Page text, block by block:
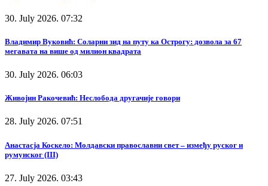
30. July 2026. 07:32
Владимир Вуковић: Соларни зид на путу ка Острогу: дозвола за 67
мегавата на више од милион квадрата
30. July 2026. 06:03
Живојин Ракочевић: Неслобода другачије говори
28. July 2026. 07:51
Анастасја Коскело: Молдавски православни свет – између руског и
румунског (III)
27. July 2026. 03:43